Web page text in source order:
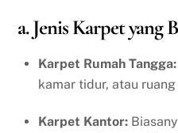
a. Jenis Karpet yang
Karpet Rumah Tangga:
kamar tidur, atau
Karpet Kantor: